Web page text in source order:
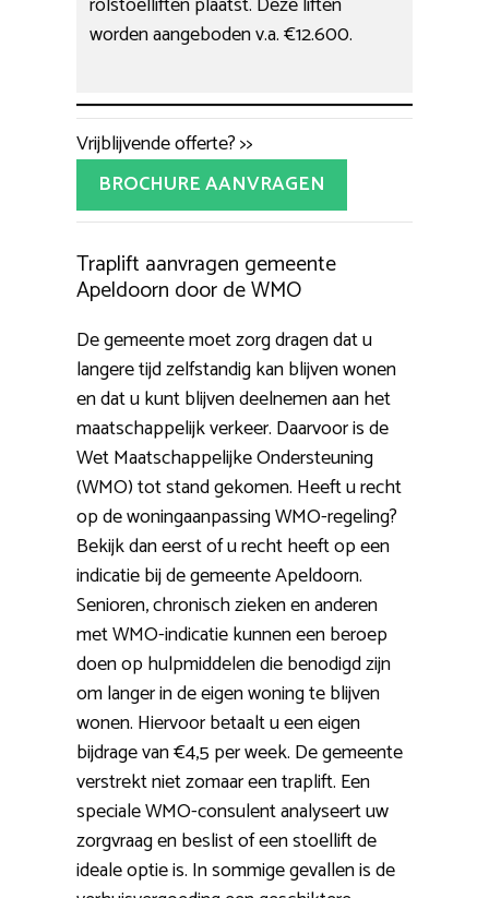
worden aangeboden v.a. €12.600.
Vrijblijvende offerte? >>
BROCHURE AANVRAGEN
Traplift aanvragen gemeente
Apeldoorn door de WMO
De gemeente moet zorg dragen dat u
langere tijd zelfstandig kan blijven wonen
en dat u kunt blijven deelnemen aan het
maatschappelijk verkeer. Daarvoor is de
Wet Maatschappelijke Ondersteuning
(WMO) tot stand gekomen. Heeft u recht
op de woningaanpassing WMO-regeling?
Bekijk dan eerst of u recht heeft op een
indicatie bij de gemeente Apeldoorn.
Senioren, chronisch zieken en anderen
met WMO-indicatie kunnen een beroep
doen op hulpmiddelen die benodigd zijn
om langer in de eigen woning te blijven
wonen. Hiervoor betaalt u een eigen
bijdrage van €4,5 per week. De gemeente
verstrekt niet zomaar een traplift. Een
speciale WMO-consulent analyseert uw
zorgvraag en beslist of een stoellift de
ideale optie is. In sommige gevallen is de